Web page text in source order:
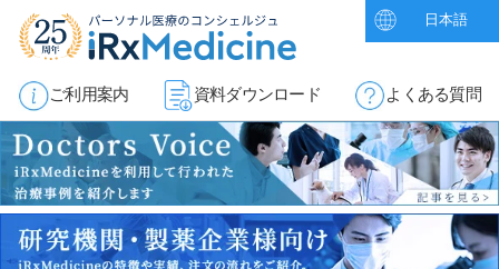
日本語
ご利用案内 資料ダウンロード よくある質問